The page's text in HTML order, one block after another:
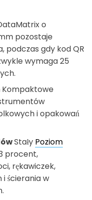
o
pozostaje
podczas gdy kod QR
wymaga 25
Kompaktowe
i opakowań
Stały Poziom
procent,
rękawiczek,
i ścierania w